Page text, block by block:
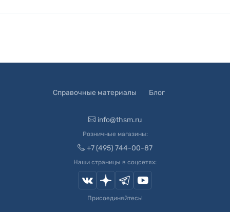
Справочные материалы Блог
info@thsm.ru
Розничные магазины:
+7 (495) 744-00-87
Наши страницы в соцсетях:
Присоединяйтесь!